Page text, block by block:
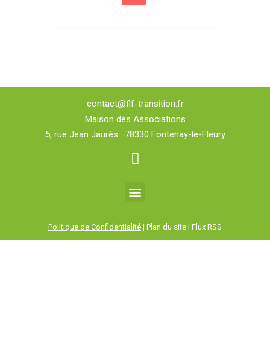
contact@flf-transition.fr
Maison des Associations
5, rue Jean Jaurès · 78330 Fontenay-le-Fleury
Politique de Confidentialité | Plan du site | Flux RSS